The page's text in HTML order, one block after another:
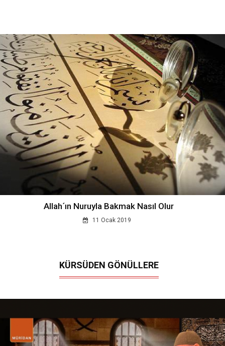
Allah´ın Nuruyla Bakmak Nasıl Olur
11 Ocak 2019
KÜRSÜDEN GÖNÜLLERE